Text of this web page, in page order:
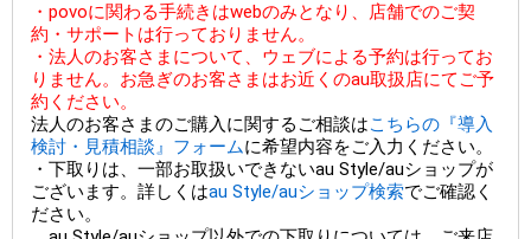
・povoに関わる手続きはwebのみとなり、店舗でのご契
約・サポートは行っておりません。
・法人のお客さまについて、ウェブによる予約は行ってお
りません。お急ぎのお客さまはお近くのau取扱店にてご予
約ください。
法人のお客さまのご購入に関するご相談はこちらの『導入
検討・見積相談』フォームに希望内容をご入力ください。
・下取りは、一部お取扱いできないau Style/auショップが
ございます。詳しくはau Style/auショップ検索でご確認く
ださい。